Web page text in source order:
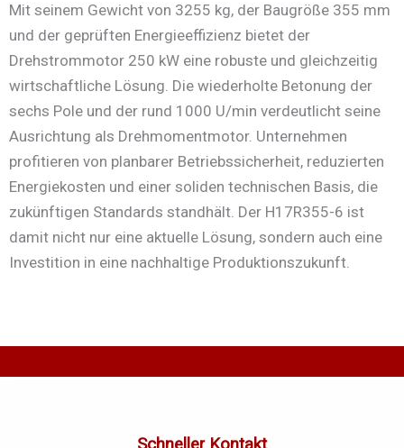
Mit seinem Gewicht von 3255 kg, der Baugröße 355 mm
und der geprüften Energieeffizienz bietet der
Drehstrommotor 250 kW eine robuste und gleichzeitig
wirtschaftliche Lösung. Die wiederholte Betonung der
sechs Pole und der rund 1000 U/min verdeutlicht seine
Ausrichtung als Drehmomentmotor. Unternehmen
profitieren von planbarer Betriebssicherheit, reduzierten
Energiekosten und einer soliden technischen Basis, die
zukünftigen Standards standhält. Der H17R355-6 ist
damit nicht nur eine aktuelle Lösung, sondern auch eine
Investition in eine nachhaltige Produktionszukunft.